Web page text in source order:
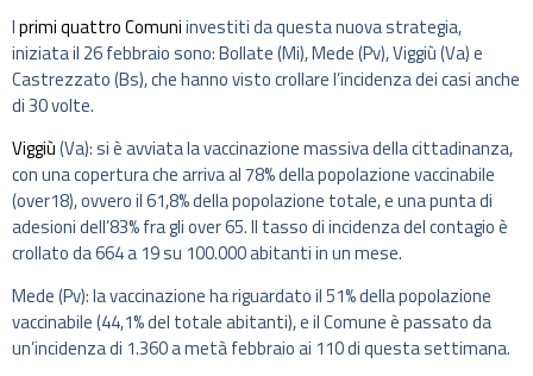
Iprimi quattro Comuniinvestiti da questa nuova strategia,
iniziata il 26 febbraio sono: Bollate (Mi), Mede (Pv), Viggiù (Va) e
Castrezzato (Bs), che hanno visto crollare l’incidenza dei casi anche
di 30 volte.
Viggiù(Va): si è avviata la vaccinazione massiva della cittadinanza,
con una copertura che arriva al 78% della popolazione vaccinabile
(over18), ovvero il 61,8% della popolazione totale, e una punta di
adesioni dell’83% fra gli over 65. Il tasso di incidenza del contagio è
crollato da 664 a 19 su 100.000 abitanti in un mese.
Mede (Pv): la vaccinazione ha riguardato il 51% della popolazione
vaccinabile (44,1% del totale abitanti), e il Comune è passato da
un’incidenza di 1.360 a metà febbraio ai 110 di questa settimana.